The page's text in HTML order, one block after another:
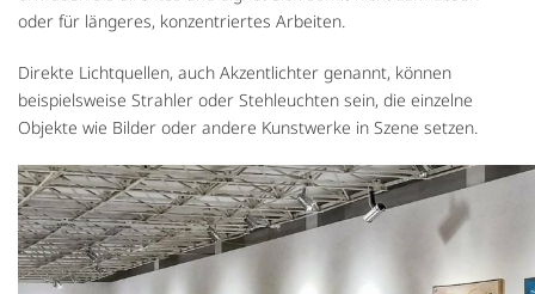
oder für längeres, konzentriertes Arbeiten.
Direkte Lichtquellen, auch Akzentlichter genannt, können
beispielsweise Strahler oder Stehleuchten sein, die einzelne
Objekte wie Bilder oder andere Kunstwerke in Szene setzen.